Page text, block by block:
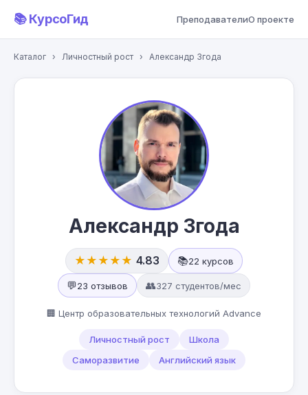
📚 КурсоГид ПреподавателиО проекте
Каталог › Личностный рост › Александр Згода
Александр Згода
★★★★★ 4.83 📚22 курсов
💬23 отзывов 👥327 студентов/мес
🏢 Центр образовательных технологий Advance
Личностный рост
Школа
Саморазвитие
Английский язык